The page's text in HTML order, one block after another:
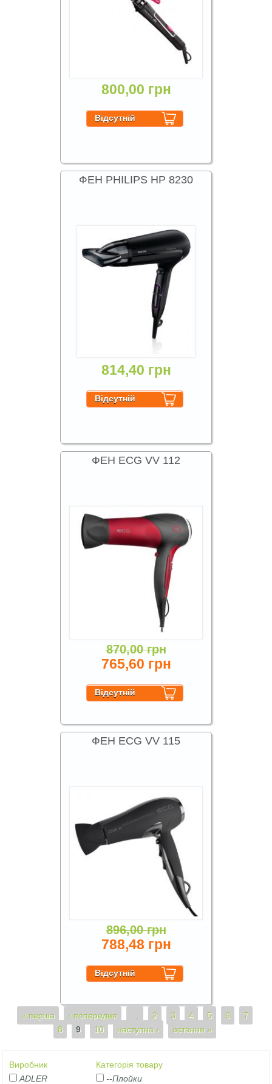
800,00 грн
ФЕН PHILIPS HP 8230
814,40 грн
ФЕН ECG VV 112
870,00 грн
765,60 грн
ФЕН ECG VV 115
896,00 грн
788,48 грн
Сторінки
« перша ‹ попередня 2 3 4 5 6
7
8
9 10 наступна › остання »
Виробник
ADLER
Категорія товару
--Плойки